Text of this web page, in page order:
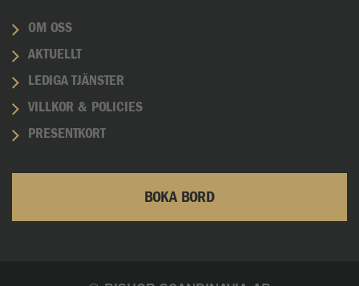
OM OSS
AKTUELLT
LEDIGA TJÄNSTER
VILLKOR & POLICIES
PRESENTKORT
BOKA BORD